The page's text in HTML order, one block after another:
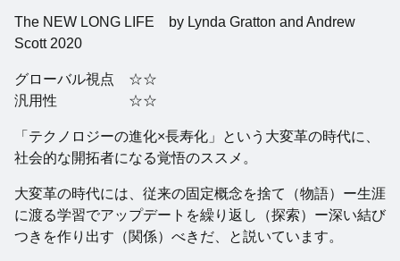
The NEW LONG LIFE by Lynda Gratton and Andrew
Scott 2020
グローバル視点 ☆☆
汎用性 ☆☆
「テクノロジーの進化×長寿化」という大変革の時代に、
社会的な開拓者になる覚悟のススメ。
大変革の時代には、従来の固定概念を捨て（物語）ー生涯
に渡る学習でアップデートを繰り返し（探索）ー深い結び
つきを作り出す（関係）べきだ、と説いています。